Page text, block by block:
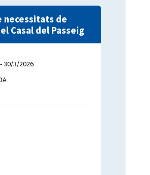
necessitats de
Casal del Passeig
30/3/2026